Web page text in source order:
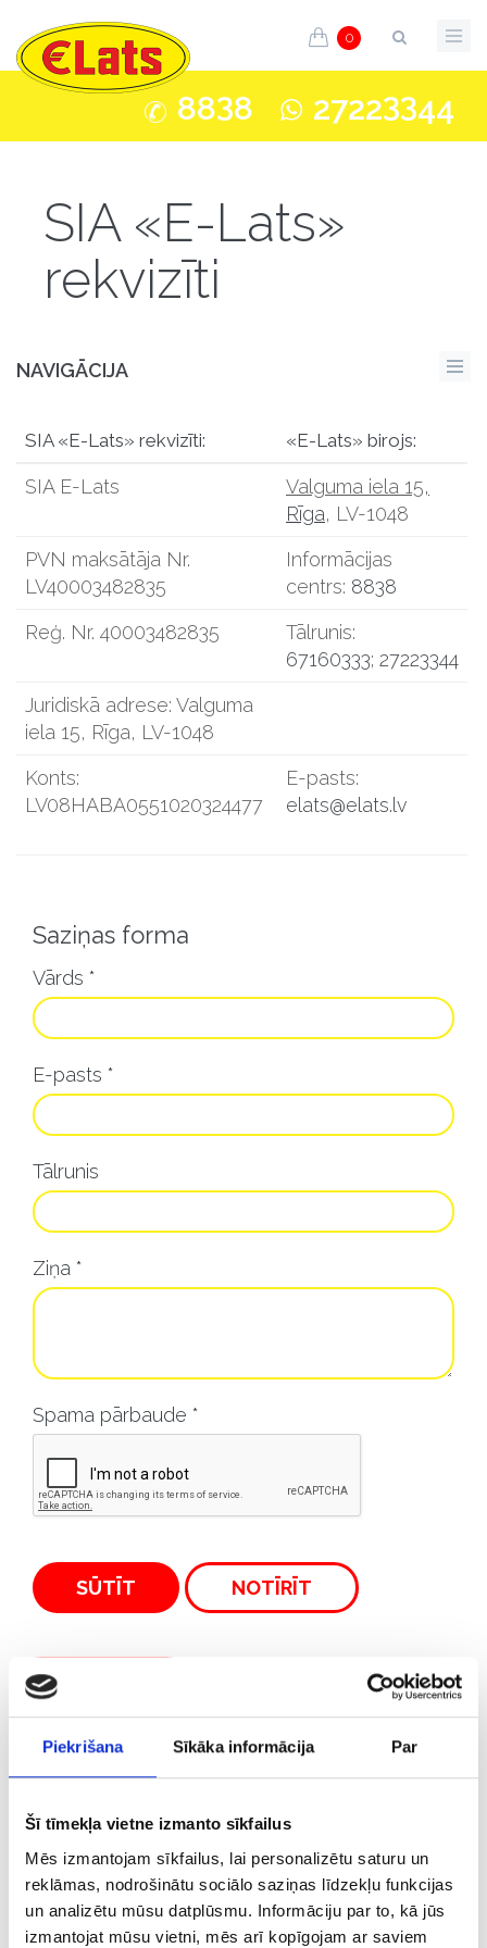
Piekrišana Sīkāka informācija Par
Šī tīmekļa vietne izmanto sīkfailus
Mēs izmantojam sīkfailus, lai personalizētu saturu un
reklāmas, nodrošinātu sociālo saziņas līdzekļu funkcijas
un analizētu mūsu datplūsmu. Informāciju par to, kā jūs
izmantojat mūsu vietni, mēs arī kopīgojam ar saviem
0
8838 27223344
SIA «E-Lats»
rekvizīti
NAVIGĀCIJA
SIA «E-Lats» rekvizīti: «E-Lats» birojs:
SIA E-Lats Valguma iela 15,
Rīga, LV-1048
PVN maksātāja Nr.
LV40003482835
Informācijas
centrs: 8838
Reģ. Nr. 40003482835
Tālrunis:
67160333; 27223344
Juridiskā adrese: Valguma
iela 15, Rīga, LV-1048
Konts:
LV08HABA0551020324477
E-pasts:
elats@elats.lv
Saziņas forma
Vārds *
E-pasts *
Tālrunis
Ziņa *
Spama pārbaude *
SŪTĪT NOTĪRĪT
8838
27223344